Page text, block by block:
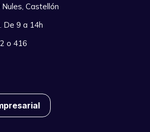
Castellón
De 9 a 14h
o 416